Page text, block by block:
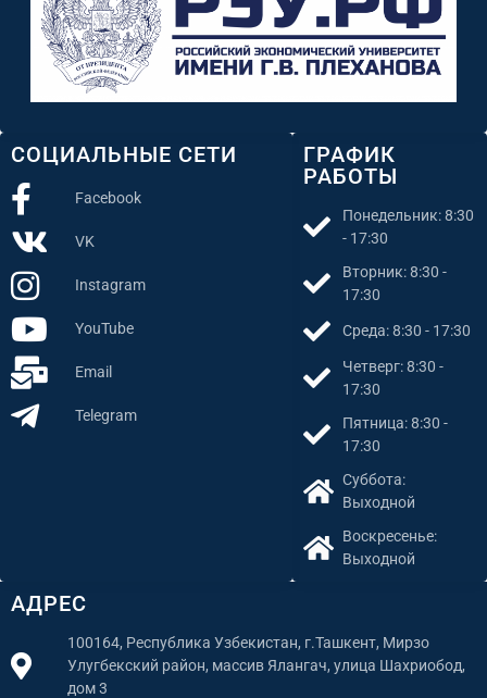
АДРЕС
100164, Республика Узбекистан, г.Ташкент, Мирзо
Улугбекский район, массив Ялангач, улица Шахриобод,
дом 3
ГРАФИК
РАБОТЫ
Понедельник: 8:30
- 17:30
Вторник: 8:30 -
17:30
Среда: 8:30 - 17:30
Четверг: 8:30 -
17:30
Пятница: 8:30 -
17:30
Суббота:
Выходной
Воскресенье:
Выходной
СОЦИАЛЬНЫЕ СЕТИ
Facebook
VK
Instagram
YouTube
Email
Telegram